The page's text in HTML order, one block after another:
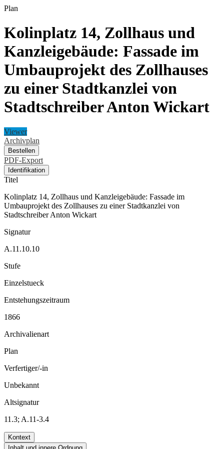
Plan
Kolinplatz 14, Zollhaus und
Kanzleigebäude: Fassade im
Umbauprojekt des Zollhauses
zu einer Stadtkanzlei von
Stadtschreiber Anton Wickart
Viewer
Archivplan
Bestellen
PDF-Export
Identifikation
Titel
Kolinplatz 14, Zollhaus und Kanzleigebäude: Fassade im
Umbauprojekt des Zollhauses zu einer Stadtkanzlei von
Stadtschreiber Anton Wickart
Signatur
A.11.10.10
Stufe
Einzelstueck
Entstehungszeitraum
1866
Archivalienart
Plan
Verfertiger/-in
Unbekannt
Altsignatur
11.3; A.11-3.4
Kontext